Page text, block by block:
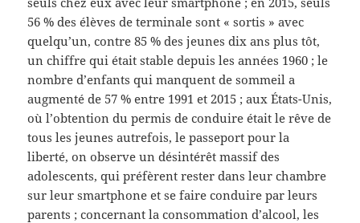
56 % des élèves de terminale sont « sortis » avec
quelqu’un, contre 85 % des jeunes dix ans plus tôt,
un chiffre qui était stable depuis les années 1960 ; le
nombre d’enfants qui manquent de sommeil a
augmenté de 57 % entre 1991 et 2015 ; aux États-Unis,
où l’obtention du permis de conduire était le rêve de
tous les jeunes autrefois, le passeport pour la
liberté, on observe un désintérêt massif des
adolescents, qui préfèrent rester dans leur chambre
sur leur smartphone et se faire conduire par leurs
parents ; concernant la consommation d’alcool, les